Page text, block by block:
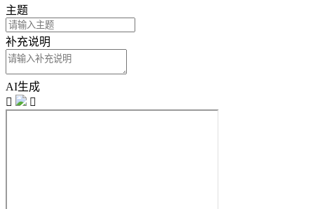
主题
补充说明
AI生成

